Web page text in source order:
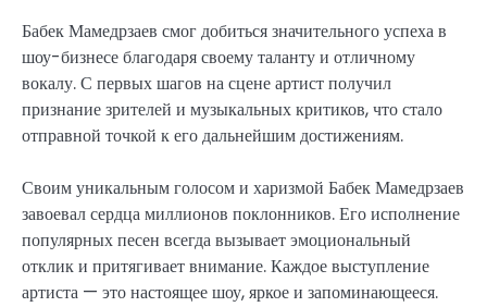
Бабек Мамедрзаев смог добиться значительного успеха в
шоу-бизнесе благодаря своему таланту и отличному
вокалу. С первых шагов на сцене артист получил
признание зрителей и музыкальных критиков, что стало
отправной точкой к его дальнейшим достижениям.
Своим уникальным голосом и харизмой Бабек Мамедрзаев
завоевал сердца миллионов поклонников. Его исполнение
популярных песен всегда вызывает эмоциональный
отклик и притягивает внимание. Каждое выступление
артиста — это настоящее шоу, яркое и запоминающееся.